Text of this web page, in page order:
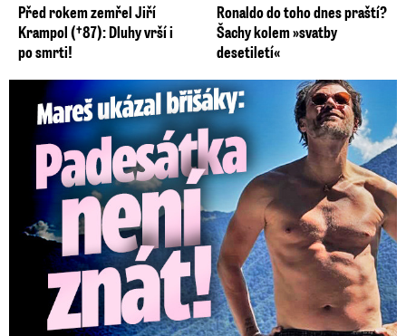
Před rokem zemřel Jiří
Krampol (†87): Dluhy vrší i
po smrti!
Ronaldo do toho dnes praští?
Šachy kolem »svatby
desetiletí«
Mareš v dokonalé formě ukázal břišáky: Padesátka není znát